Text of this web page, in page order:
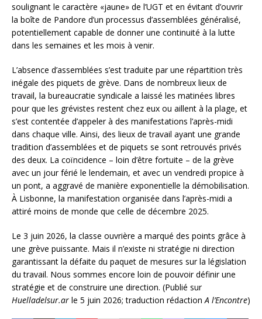
soulignant le caractère «jaune» de l’UGT et en évitant d’ouvrir
la boîte de Pandore d’un processus d’assemblées généralisé,
potentiellement capable de donner une continuité à la lutte
dans les semaines et les mois à venir.
L’absence d’assemblées s’est traduite par une répartition très
inégale des piquets de grève. Dans de nombreux lieux de
travail, la bureaucratie syndicale a laissé les matinées libres
pour que les grévistes restent chez eux ou aillent à la plage, et
s’est contentée d’appeler à des manifestations l’après-midi
dans chaque ville. Ainsi, des lieux de travail ayant une grande
tradition d’assemblées et de piquets se sont retrouvés privés
des deux. La coïncidence – loin d’être fortuite – de la grève
avec un jour férié le lendemain, et avec un vendredi propice à
un pont, a aggravé de manière exponentielle la démobilisation.
À Lisbonne, la manifestation organisée dans l’après-midi a
attiré moins de monde que celle de décembre 2025.
Le 3 juin 2026, la classe ouvrière a marqué des points grâce à
une grève puissante. Mais il n’existe ni stratégie ni direction
garantissant la défaite du paquet de mesures sur la législation
du travail. Nous sommes encore loin de pouvoir définir une
stratégie et de construire une direction. (Publié sur
Huelladelsur.ar le 5 juin 2026; traduction rédaction A l’Encontre)